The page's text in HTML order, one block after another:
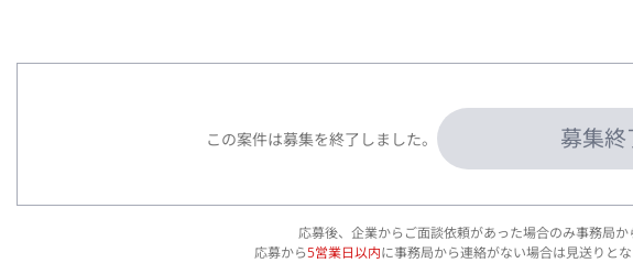
この案件は募集を終了しました。 募集終
応募後、企業からご面談依頼があった場合のみ事務局か
応募から5営業日以内に事務局から連絡がない場合は見送りと